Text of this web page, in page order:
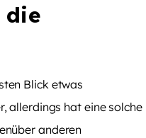
Blick etwas
allerdings hat eine solche
anderen